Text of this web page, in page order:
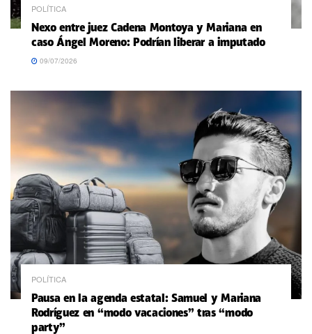
POLÍTICA
Nexo entre juez Cadena Montoya y Mariana en
caso Ángel Moreno: Podrían liberar a imputado
09/07/2026
POLÍTICA
Pausa en la agenda estatal: Samuel y Mariana
Rodríguez en “modo vacaciones” tras “modo
party”